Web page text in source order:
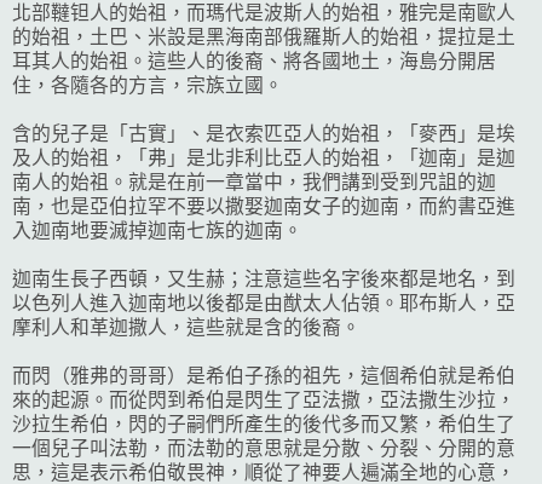
北部韃钽人的始祖，而瑪代是波斯人的始祖，雅完是南歐人
的始祖，土巴、米設是黑海南部俄羅斯人的始祖，提拉是土
耳其人的始祖。這些人的後裔、將各國地土，海島分開居
住，各隨各的方言，宗族立國。
含的兒子是「古實」、是衣索匹亞人的始祖，「麥西」是埃
及人的始祖，「弗」是北非利比亞人的始祖，「迦南」是迦
南人的始祖。就是在前一章當中，我們講到受到咒詛的迦
南，也是亞伯拉罕不要以撒娶迦南女子的迦南，而約書亞進
入迦南地要滅掉迦南七族的迦南。
迦南生長子西頓，又生赫；注意這些名字後來都是地名，到
以色列人進入迦南地以後都是由猷太人佔領。耶布斯人，亞
摩利人和革迦撒人，這些就是含的後裔。
而閃（雅弗的哥哥）是希伯子孫的祖先，這個希伯就是希伯
來的起源。而從閃到希伯是閃生了亞法撒，亞法撒生沙拉，
沙拉生希伯，閃的子嗣們所產生的後代多而又繁，希伯生了
一個兒子叫法勒，而法勒的意思就是分散、分裂、分開的意
思，這是表示希伯敬畏神，順從了神要人遍滿全地的心意，